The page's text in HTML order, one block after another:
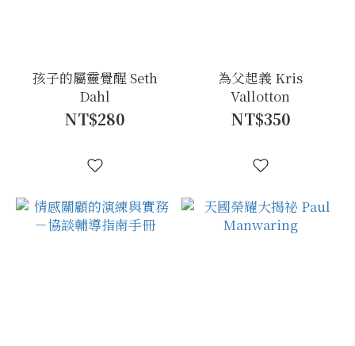
孩子的屬靈覺醒 Seth
Dahl
NT$280
為父起義 Kris
Vallotton
NT$350